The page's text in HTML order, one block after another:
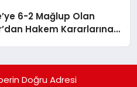
6-2 Mağlup Olan
Hakem Kararlarına
Doğru Adresi